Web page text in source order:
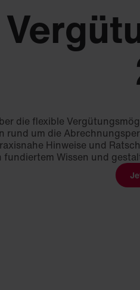
die flexible
rund um die
Hinweise und
fundiertem Wissen und